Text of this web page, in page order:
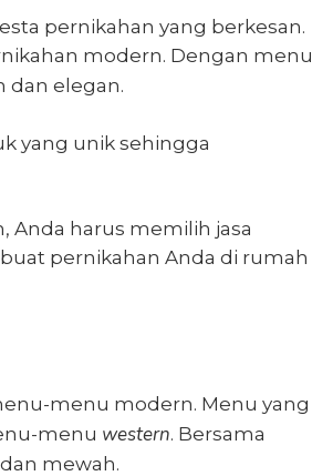
pernikahan yang berkesan.
modern. Dengan menu
dan elegan.
yang unik sehingga
Anda harus memilih jasa
pernikahan Anda di rumah
menu modern. Menu yang
menu western. Bersama
mewah.